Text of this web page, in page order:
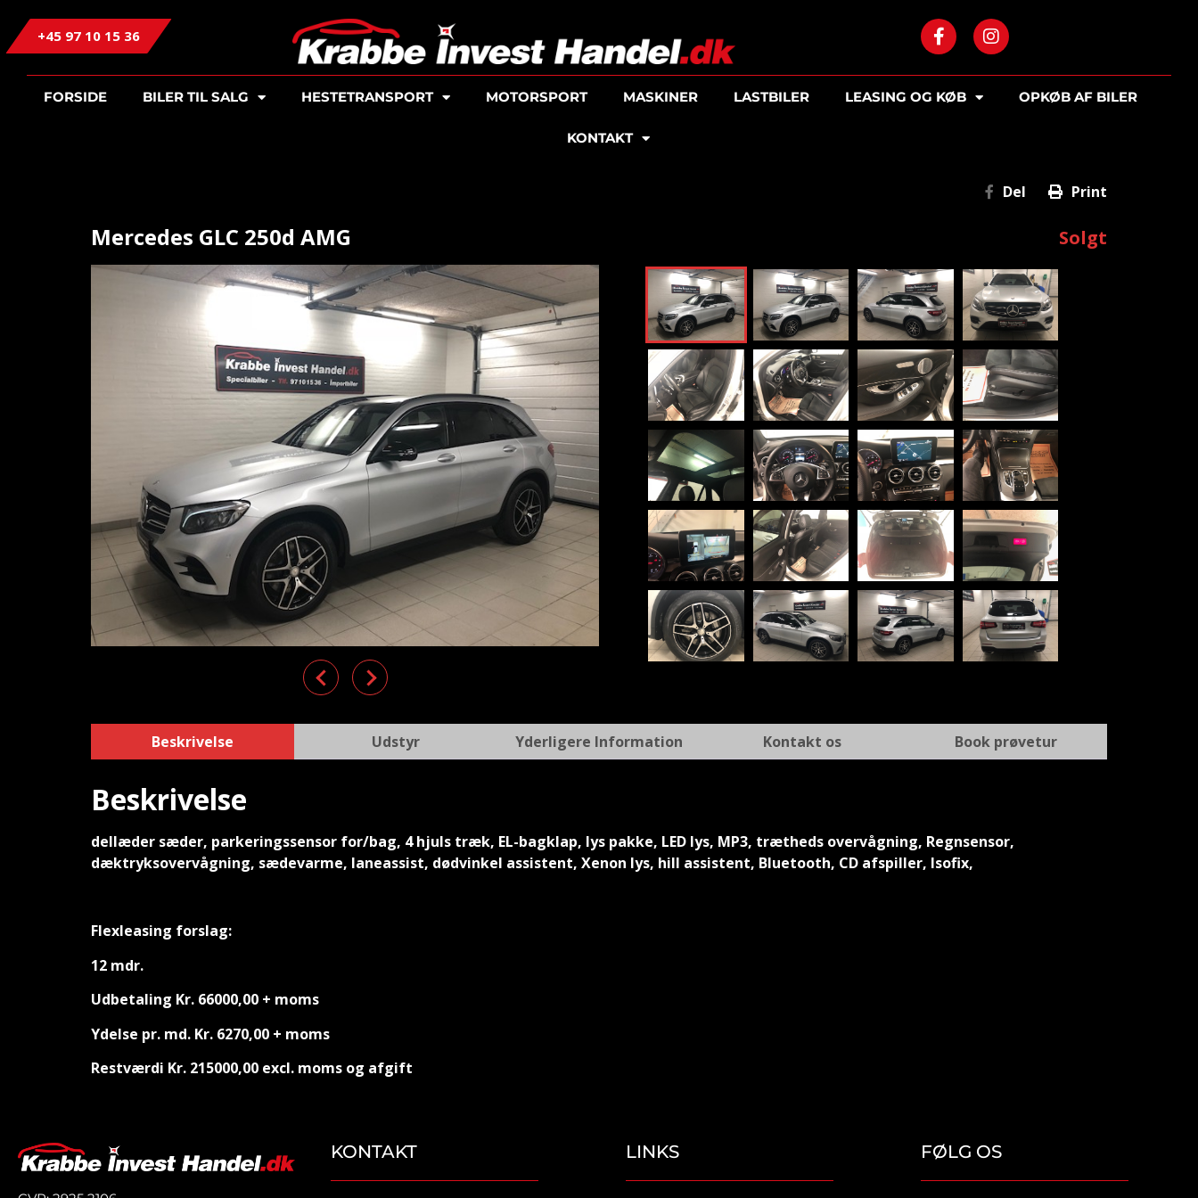
+45 97 10 15 36
FORSIDE BILER TIL SALG HESTETRANSPORT MOTORSPORT MASKINER LASTBILER LEASING OG KØB OPKØB AF BILER
KONTAKT
Del Print
Mercedes GLC 250d AMG Solgt
Previous
Next
Beskrivelse Udstyr Yderligere Information Kontakt os Book prøvetur
Beskrivelse
dellæder sæder, parkeringssensor for/bag, 4 hjuls træk, EL-bagklap, lys pakke, LED lys, MP3, trætheds overvågning, Regnsensor,
dæktryksovervågning, sædevarme, laneassist, dødvinkel assistent, Xenon lys, hill assistent, Bluetooth, CD afspiller, Isofix,
Flexleasing forslag:
12 mdr.
Udbetaling Kr. 66000,00 + moms
Ydelse pr. md. Kr. 6270,00 + moms
Restværdi Kr. 215000,00 excl. moms og afgift
KONTAKT LINKS FØLG OS